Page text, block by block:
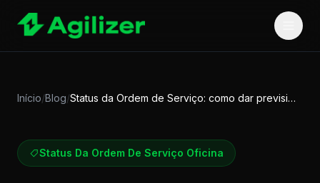
Início/Blog/ Status da Ordem de Serviço: como dar previsibilidade pa…
Status Da Ordem De Serviço Oficina